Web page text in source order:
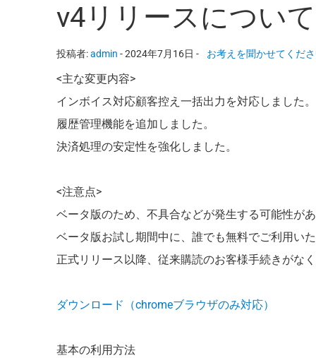
v4リリースについて
投稿者:admin -2024年7月16日 - お考えを聞かせてくだ
<主な変更内容>
インボイス対応顧客控え一括出力を対応しました。
履歴管理機能を追加しました。
決済処理の安定性を強化しました。
<注意点>
ベータ版のため、不具合などが発生する可能性が
ベータ版お試し期間中に、誰でも無料でご利用い
正式リリース以降、従来購読のお客様手続きがな
ダウンロード（chromeブラウザのみ対応）
基本の利用方法